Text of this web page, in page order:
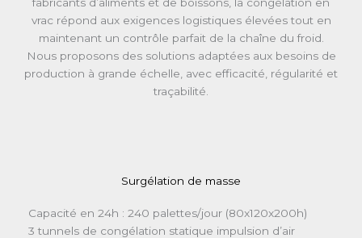
vrac répond aux exigences logistiques élevées tout en
maintenant un contrôle parfait de la chaîne du froid.
Nous proposons des solutions adaptées aux besoins de
production à grande échelle, avec efficacité, régularité et
traçabilité.
Surgélation de masse
Capacité en 24h : 240 palettes/jour (80x120x200h)
3 tunnels de congélation statique impulsion d’air